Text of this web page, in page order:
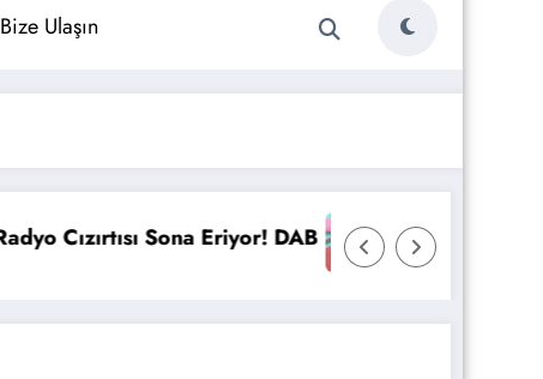
Bize Ulaşın
Bayraktar Holding Radyo Yatırımı Yapıyor!